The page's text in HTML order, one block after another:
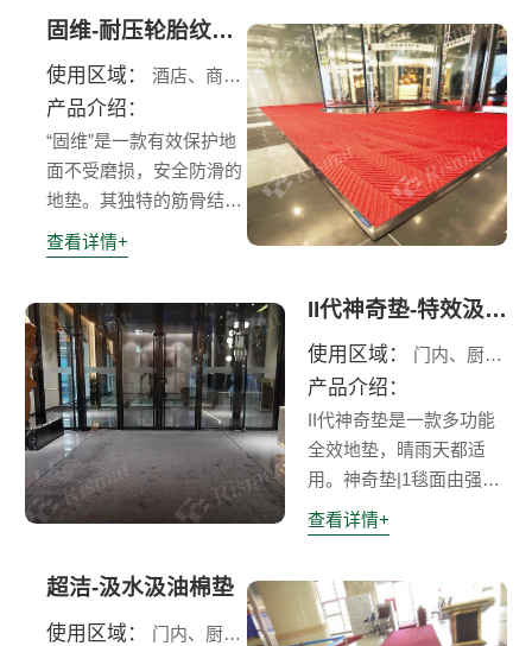
堂和通道等处，亦有单块
可供选择。此产品不但有
效地去污和藏垢，贴地性
好，脚感舒适且易于清洁
及存放。
固维-耐压轮胎纹除尘垫
使用区域： 酒店、商场、医院、机场
产品介绍：
“固维”是一款有效保护地
面不受磨损，安全防滑的
地垫。其独特的筋骨结构
设计，能承受每日上万人
次的人流量踩踏并能有效
入室内的污染物，凹槽设
计可截留大量雨雪天的残
留污垢;橡胶底具有耐
寒、贴地防滑的特性。其
优质的耐踩踏、耐磨特性
多应用于密集性人流的商
业场所，例如:酒店、商
场、医院、机场、火车站
查看详情+
II代神奇垫-特效汲水除尘垫
使用区域： 门内、厨房、餐厅、茶水间、卫生间
产品介绍：
II代神奇垫是一款多功能
全效地垫，晴雨天都适
用。神奇垫|1毯面由强力
吸水纤维和强力刮沙纤维
组成，高效吸污的同时，
除污垢和灰尘。把它放在
多水多油等容易变脏的地
查看详情+
超洁-汲水汲油棉垫
使用区域： 门内、厨房、卫生间